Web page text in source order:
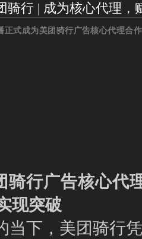
骑行 | 成为核心代理，
正式成为美团骑行广告核心代理合
骑行广告核心代
现突破‌‌
下，美团骑行